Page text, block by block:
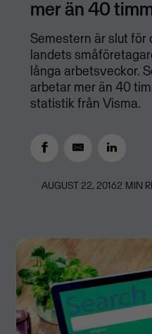
mer än 40
Semestern är slut för
landets
långa arbetsveckor.
arbetar mer än 40
statistik från Visma.
AUGUST 22, 20162 MIN